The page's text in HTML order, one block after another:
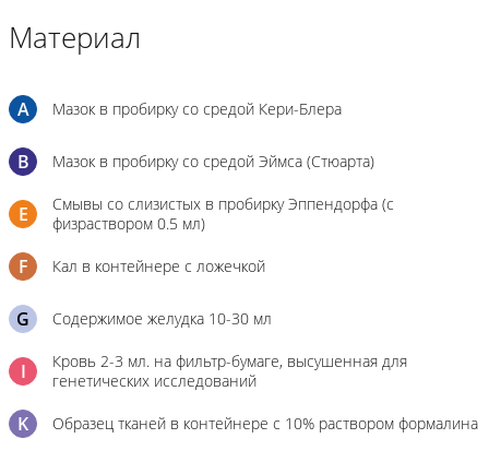
Материал
A Мазок в пробирку со средой Кери-Блера
B Мазок в пробирку со средой Эймса (Стюарта)
E
Смывы со слизистых в пробирку Эппендорфа (с
физраствором 0.5 мл)
F Кал в контейнере с ложечкой
G Содержимое желудка 10-30 мл
I
Кровь 2-3 мл. на фильтр-бумаге, высушенная для
генетических исследований
K Образец тканей в контейнере с 10% раствором формалина